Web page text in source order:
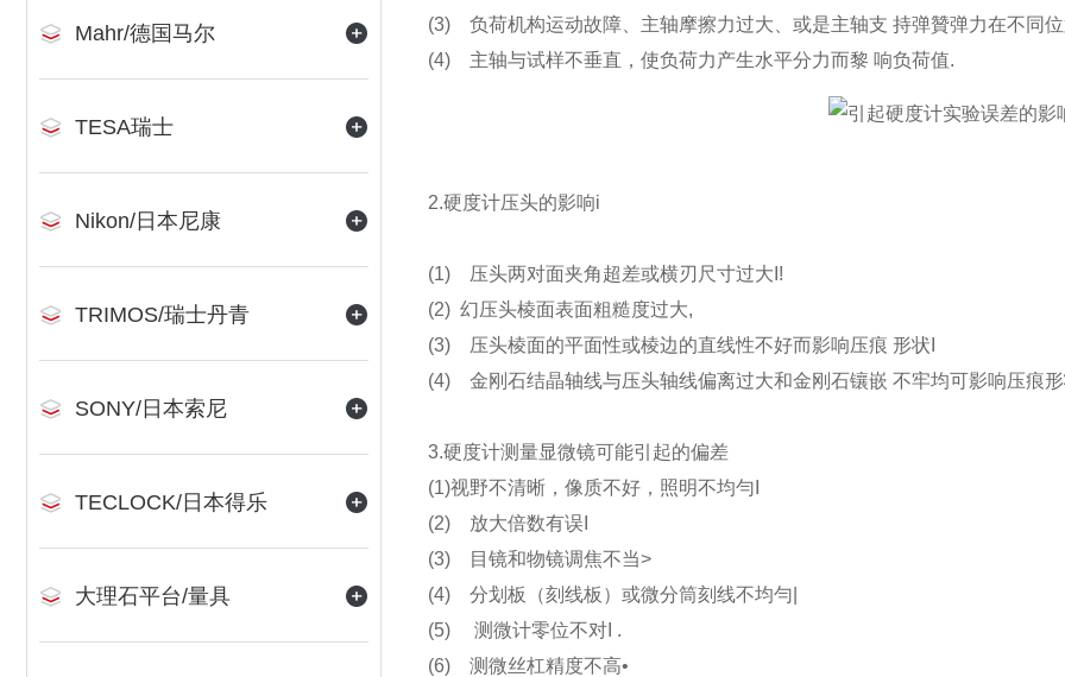
Mahr/德国马尔
TESA瑞士
Nikon/日本尼康
TRIMOS/瑞士丹青
SONY/日本索尼
TECLOCK/日本得乐
大理石平台/量具
(3) 负荷机构运动故障、主轴摩擦力过大、或是主轴支 持弹贊弹力在不同
(4) 主轴与试样不垂直，使负荷力产生水平分力而黎 响负荷值.
2.硬度计压头的影响i
(1) 压头两对面夹角超差或横刃尺寸过大I!
(2) 幻压头棱面表面粗糙度过大,
(3) 压头棱面的平面性或棱边的直线性不好而影响压痕 形状I
(4) 金刚石结晶轴线与压头轴线偏离过大和金刚石镶嵌 不牢均可影响压痕
3.硬度计测量显微镜可能引起的偏差
(1)视野不清晰，像质不好，照明不均勻I
(2) 放大倍数有误I
(3) 目镜和物镜调焦不当>
(4) 分划板（刻线板）或微分筒刻线不均勻|
(5) 测微计零位不对I .
(6) 测微丝杠精度不高•